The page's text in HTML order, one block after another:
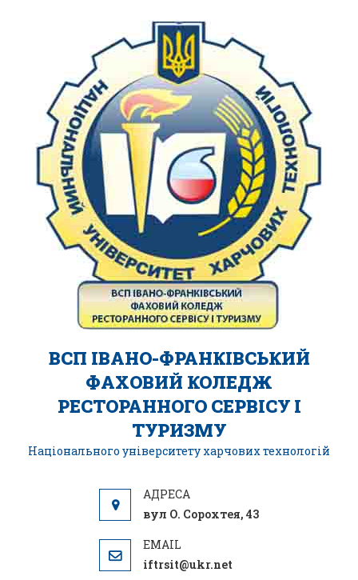
ВСП ІВАНО-ФРАНКІВСЬКИЙ
ФАХОВИЙ КОЛЕДЖ
РЕСТОРАННОГО СЕРВІСУ І
ТУРИЗМУ
Національного університету харчових технологій
вул О. Сорохтея, 43
iftrsit@ukr.net